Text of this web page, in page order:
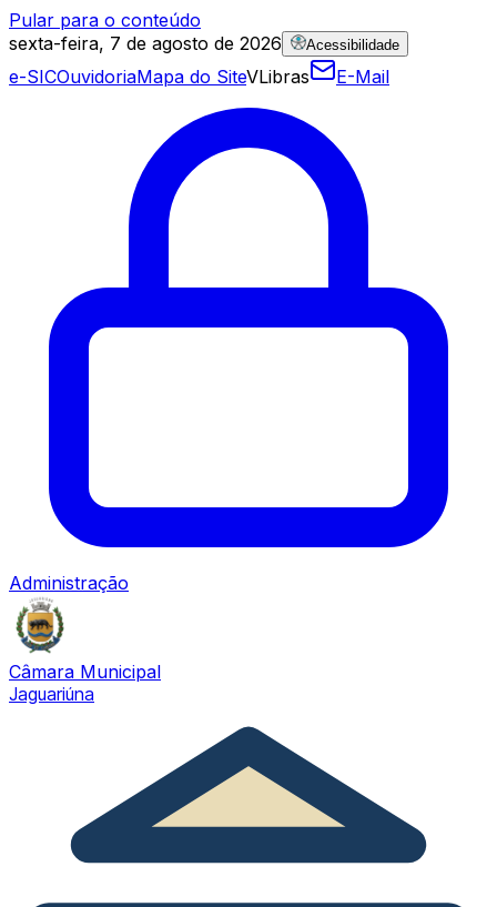
Pular para o conteúdo
sexta-feira, 7 de agosto de 2026
Acessibilidade
e-SICOuvidoriaMapa do SiteVLibras E-Mail
Administração
Câmara Municipal
Jaguariúna